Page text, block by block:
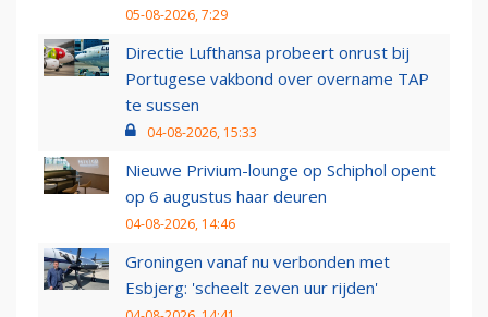
05-08-2026, 7:29
Directie Lufthansa probeert onrust bij
Portugese vakbond over overname TAP
te sussen
04-08-2026, 15:33
Nieuwe Privium-lounge op Schiphol opent
op 6 augustus haar deuren
04-08-2026, 14:46
Groningen vanaf nu verbonden met
Esbjerg: 'scheelt zeven uur rijden'